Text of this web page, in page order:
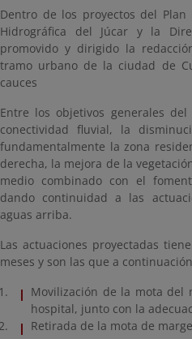
Dentro de los proyectos del Plan
Hidrográfica del Júcar y la
promovido y dirigido la
tramo urbano de la ciudad de
cauces
Entre los objetivos generales
conectividad fluvial, la
fundamentalmente la zona
derecha, la mejora de la
medio combinado con el
dando continuidad a las
aguas arriba.
Las actuaciones proyectadas
meses y son las que a
Movilización de la mota del
hospital, junto con la
Retirada de la mota de